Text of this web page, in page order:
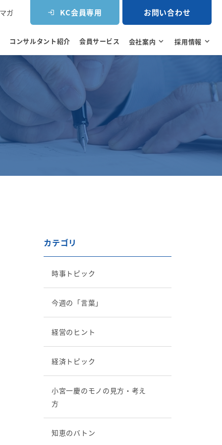
ガ login KC会員専用 お問い合わせ
コンサルタント紹介 会員サービス 会社案内 expand_more 採用情報 expand_more
カテゴリ
時事トピック
今週の「言葉」
経営のヒント
経済トピック
小宮一慶のモノの見方・考え
方
知恵のバトン